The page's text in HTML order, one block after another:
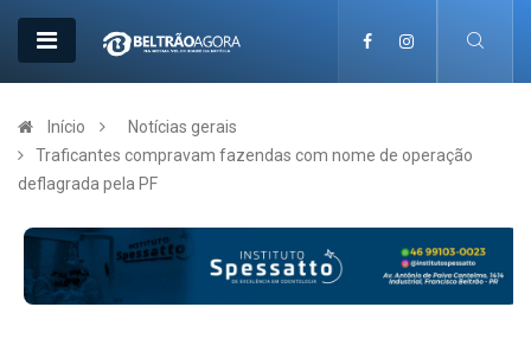
Início
Notícias gerais
Traficantes compravam fazendas com nome de operação
deflagrada pela PF